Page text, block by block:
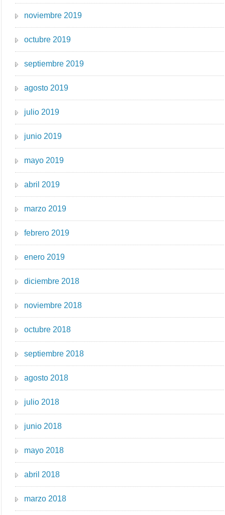
noviembre 2019
octubre 2019
septiembre 2019
agosto 2019
julio 2019
junio 2019
mayo 2019
abril 2019
marzo 2019
febrero 2019
enero 2019
diciembre 2018
noviembre 2018
octubre 2018
septiembre 2018
agosto 2018
julio 2018
junio 2018
mayo 2018
abril 2018
marzo 2018